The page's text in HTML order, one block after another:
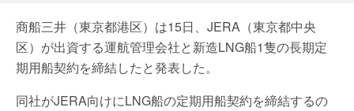
商船三井（東京都港区）は15日、JERA（東京都中央
区）が出資する運航管理会社と新造LNG船1隻の長期定
期用船契約を締結したと発表した。
同社がJERA向けにLNG船の定期用船契約を締結するの